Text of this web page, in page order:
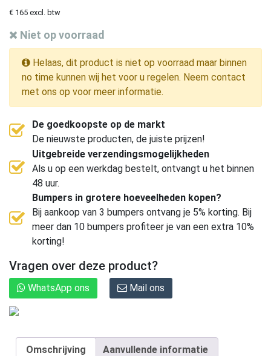
€ 165 excl. btw
Niet op voorraad
Helaas, dit product is niet op voorraad maar binnen
no time kunnen wij het voor u regelen. Neem contact
met ons op voor meer informatie.
De goedkoopste op de markt
De nieuwste producten, de juiste prijzen!
Uitgebreide verzendingsmogelijkheden
Als u op een werkdag bestelt, ontvangt u het binnen
48 uur.
Bumpers in grotere hoeveelheden kopen?
Bij aankoop van 3 bumpers ontvang je 5% korting. Bij
meer dan 10 bumpers profiteer je van een extra 10%
korting!
Vragen over deze product?
WhatsApp ons Mail ons
Omschrijving Aanvullende informatie